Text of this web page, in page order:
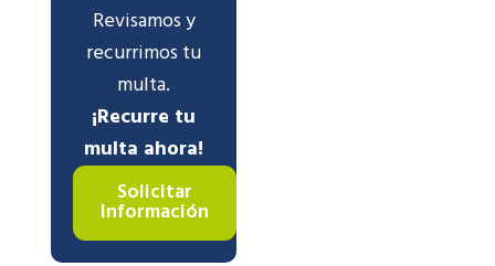
Revisamos y
recurrimos tu
multa.
¡Recurre tu
multa ahora!
Solicitar
Información